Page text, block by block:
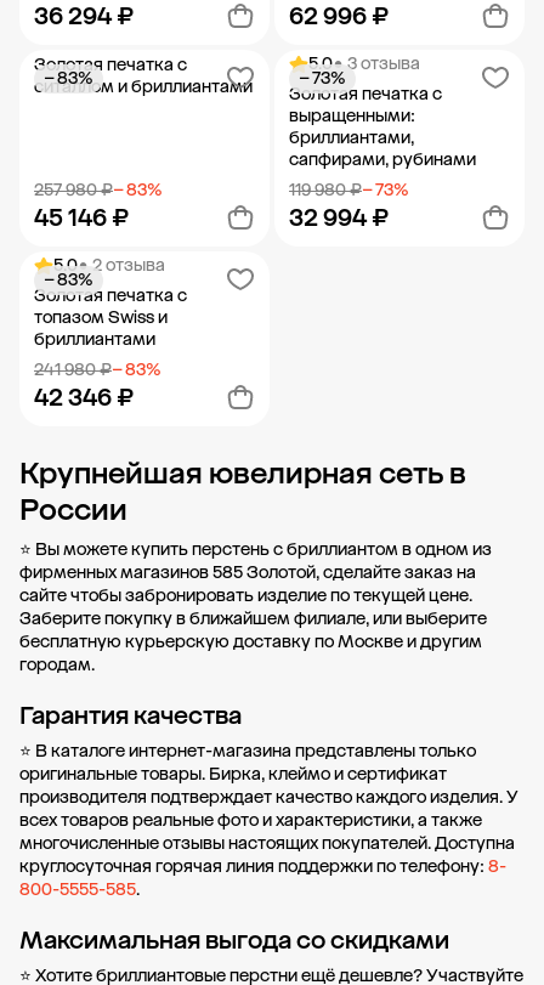
36 294 ₽
Добавить в корзину
62 996 ₽
Добавить в корзину
Золотая печатка с
ситаллом и бриллиантами
257 980 ₽− 83%
45 146 ₽
− 83%
Добавить в корзину
5.0• 3 отзыва
Золотая печатка с
выращенными:
бриллиантами,
сапфирами, рубинами
119 980 ₽− 73%
32 994 ₽
− 73%
5.0• 2 отзыва
Золотая печатка с
топазом Swiss и
бриллиантами
241 980 ₽− 83%
42 346 ₽
− 83%
Добавить в корзину
Крупнейшая ювелирная сеть в
России
⭐ Вы можете купить перстень с бриллиантом в одном из
фирменных магазинов 585 Золотой, сделайте заказ на
сайте чтобы забронировать изделие по текущей цене.
Заберите покупку вближайшем филиале, или выберите
бесплатную курьерскую доставку по Москве и другим
городам.
Гарантия качества
⭐ В каталоге интернет-магазина представлены только
оригинальные товары. Бирка, клеймо и сертификат
производителя подтверждает качество каждого изделия. У
всех товаров реальные фото и характеристики, а также
многочисленные отзывы настоящих покупателей. Доступна
круглосуточная горячая линия поддержки по телефону: 8-
800-5555-585.
Максимальная выгода со скидками
⭐ Хотите бриллиантовые перстни ещё дешевле? Участвуйте